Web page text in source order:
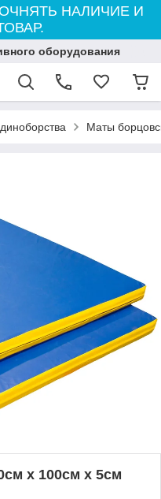
НАЛИЧИЕ И
оборудования
Маты
х 100см х 5см